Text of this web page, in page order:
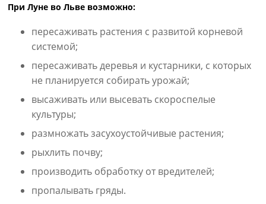
При Луне во Льве возможно:
пересаживать растения с развитой корневой
системой;
пересаживать деревья и кустарники, с которых
не планируется собирать урожай;
высаживать или высевать скороспелые
культуры;
размножать засухоустойчивые растения;
рыхлить почву;
производить обработку от вредителей;
пропалывать гряды.